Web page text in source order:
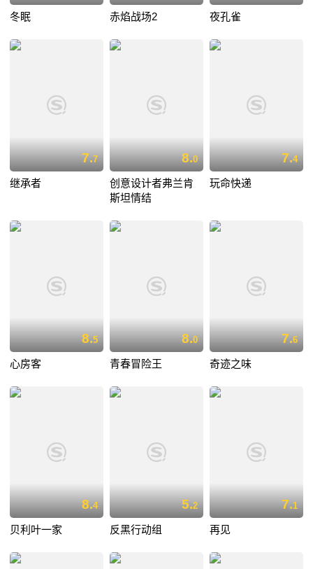
冬眠 赤焰战场2 夜孔雀
7.7
继承者
8.0
创意设计者弗兰肯
斯坦情结
7.4
玩命快递
8.5
心房客
8.0
青春冒险王
7.6
奇迹之味
8.4
贝利叶一家
5.2
反黑行动组
7.1
再见